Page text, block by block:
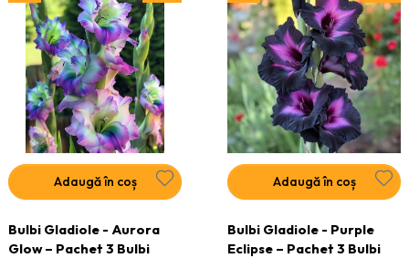
Adaugă în coș
Bulbi Gladiole - Aurora
Glow – Pachet 3 Bulbi
Adaugă în coș
Bulbi Gladiole - Purple
Eclipse – Pachet 3 Bulbi